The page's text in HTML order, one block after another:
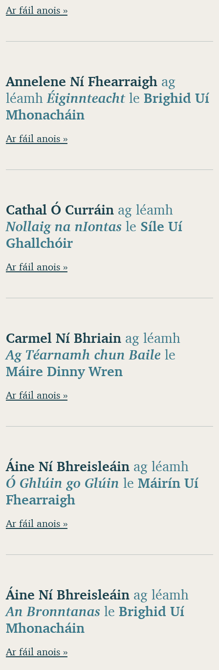
Ar fáil anois »
Annelene Ní Fhearraigh ag
léamh Éiginnteacht le Brighid Uí
Mhonacháin
Ar fáil anois »
Cathal Ó Curráin ag léamh
Nollaig na nIontas le Síle Uí
Ghallchóir
Ar fáil anois »
Carmel Ní Bhriain ag léamh
Ag Téarnamh chun Baile le
Máire Dinny Wren
Ar fáil anois »
Áine Ní Bhreisleáin ag léamh
Ó Ghlúin go Glúin le Máirín Uí
Fhearraigh
Ar fáil anois »
Áine Ní Bhreisleáin ag léamh
An Bronntanas le Brighid Uí
Mhonacháin
Ar fáil anois »